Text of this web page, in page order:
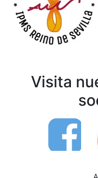
Visita